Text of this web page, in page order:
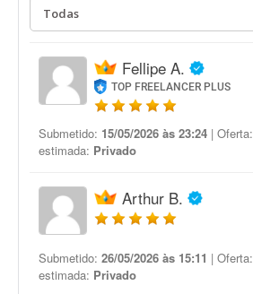
Fellipe A.
TOP FREELANCER PLUS
Submetido: 15/05/2026 às 23:24 | Oferta:
estimada: Privado
Arthur B.
Submetido: 26/05/2026 às 15:11 | Oferta:
estimada: Privado